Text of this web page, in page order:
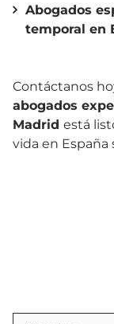
Abogados
temporal en
Contáctanos
abogados
Madrid está
vida en